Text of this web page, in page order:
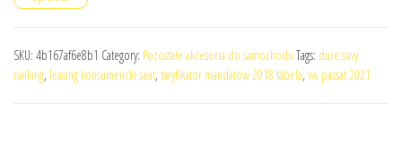
SKU: 4b167af6e8b1 Category: Pozostałe akcesoria do samochodu Tags: duże suvy
ranking, leasing konsumencki seat, taryfikator mandatów 2018 tabela, vw passat 2021